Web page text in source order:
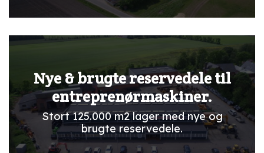
Nye & brugte reservedele til
entreprenørmaskiner.
Stort 125.000 m2 lager med nye og
brugte reservedele.